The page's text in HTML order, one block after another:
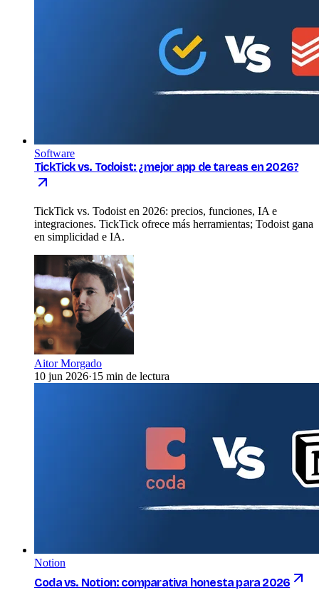
Software
TickTick vs. Todoist: ¿mejor app de tareas en 2026?
TickTick vs. Todoist en 2026: precios, funciones, IA e
integraciones. TickTick ofrece más herramientas; Todoist gana
en simplicidad e IA.
Aitor Morgado
10 jun 2026·15 min de lectura
Notion
Coda vs. Notion: comparativa honesta para 2026